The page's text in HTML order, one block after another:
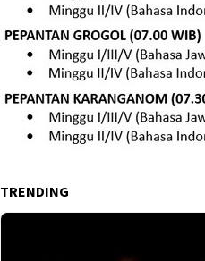
TRENDING